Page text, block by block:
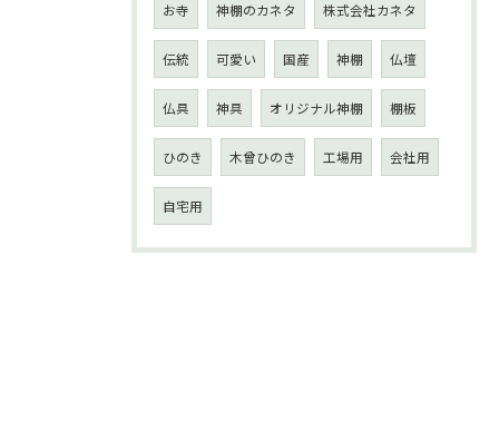
お寺 神棚のカネタ 株式会社カネタ
伝統 可愛い 国産 神棚 仏壇
仏具 神具 オリジナル神棚 棚板
ひのき 木曾ひのき 工場用 会社用
自宅用